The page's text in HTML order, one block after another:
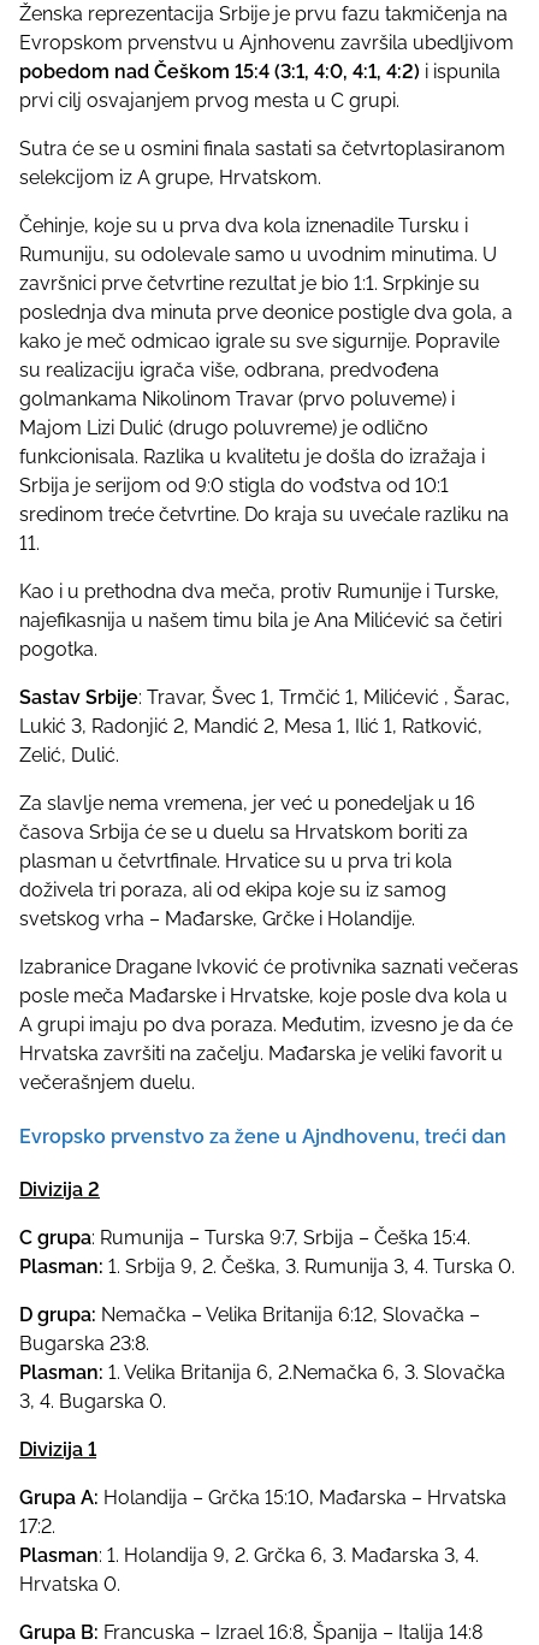
a
r
e
t
i
s
p
o
o
Ženska reprezentacija Srbije je prvu fazu takmičenja na
Evropskom prvenstvu u Ajnhovenu završila ubedljivom
pobedom nad Češkom 15:4 (3:1, 4:0, 4:1, 4:2) i ispunila
prvi cilj osvajanjem prvog mesta u C grupi.
Sutra će se u osmini finala sastati sa četvrtoplasiranom
selekcijom iz A grupe, Hrvatskom.
Čehinje, koje su u prva dva kola iznenadile Tursku i
Rumuniju, su odolevale samo u uvodnim minutima. U
završnici prve četvrtine rezultat je bio 1:1. Srpkinje su
poslednja dva minuta prve deonice postigle dva gola, a
kako je meč odmicao igrale su sve sigurnije. Popravile
su realizaciju igrača više, odbrana, predvođena
golmankama Nikolinom Travar (prvo poluveme) i
Majom Lizi Dulić (drugo poluvreme) je odlično
funkcionisala. Razlika u kvalitetu je došla do izražaja i
Srbija je serijom od 9:0 stigla do vođstva od 10:1
sredinom treće četvrtine. Do kraja su uvećale razliku na
11.
Kao i u prethodna dva meča, protiv Rumunije i Turske,
najefikasnija u našem timu bila je Ana Milićević sa četiri
pogotka.
Sastav Srbije: Travar, Švec 1, Trmčić 1, Milićević , Šarac,
Lukić 3, Radonjić 2, Mandić 2, Mesa 1, Ilić 1, Ratković,
Zelić, Dulić.
Za slavlje nema vremena, jer već u ponedeljak u 16
časova Srbija će se u duelu sa Hrvatskom boriti za
plasman u četvrtfinale. Hrvatice su u prva tri kola
doživela tri poraza, ali od ekipa koje su iz samog
svetskog vrha – Mađarske, Grčke i Holandije.
Izabranice Dragane Ivković će protivnika saznati večeras
posle meča Mađarske i Hrvatske, koje posle dva kola u
A grupi imaju po dva poraza. Međutim, izvesno je da će
Hrvatska završiti na začelju. Mađarska je veliki favorit u
večerašnjem duelu.
Evropsko prvenstvo za žene u Ajndhovenu, treći dan
Divizija 2
C grupa: Rumunija – Turska 9:7, Srbija – Češka 15:4.
Plasman: 1. Srbija 9, 2. Češka, 3. Rumunija 3, 4. Turska 0.
D grupa: Nemačka – Velika Britanija 6:12, Slovačka –
Bugarska 23:8.
Plasman: 1. Velika Britanija 6, 2.Nemačka 6, 3. Slovačka
3, 4. Bugarska 0.
Divizija 1
Grupa A: Holandija – Grčka 15:10, Mađarska – Hrvatska
17:2.
Plasman: 1. Holandija 9, 2. Grčka 6, 3. Mađarska 3, 4.
Hrvatska 0.
Grupa B: Francuska – Izrael 16:8, Španija – Italija 14:8